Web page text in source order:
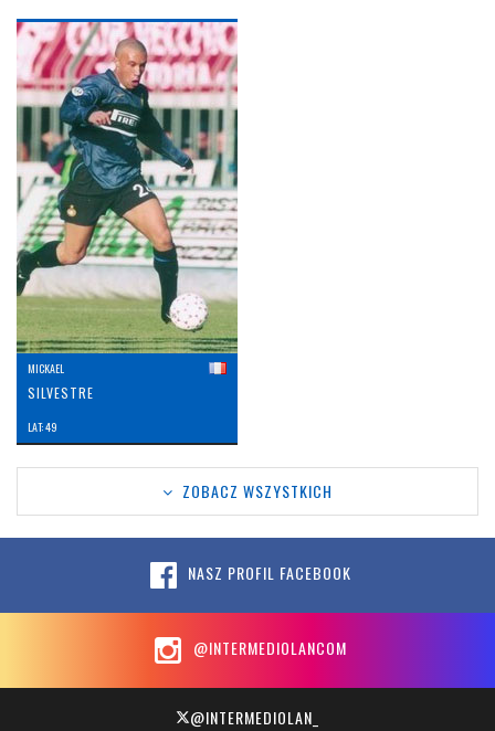
MICKAEL
SILVESTRE
LAT: 49
ZOBACZ WSZYSTKICH
NASZ PROFIL FACEBOOK
@INTERMEDIOLANCOM
@INTERMEDIOLAN_